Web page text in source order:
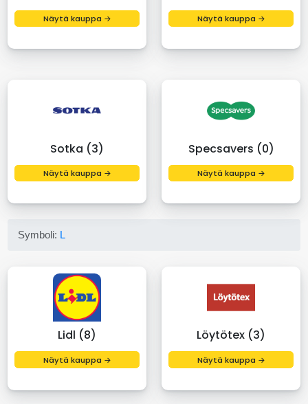
Näytä kauppa → Näytä kauppa →
Sotka (3)
Näytä kauppa →
Specsavers (0)
Näytä kauppa →
Symboli: L
Lidl (8)
Näytä kauppa →
Löytötex (3)
Näytä kauppa →